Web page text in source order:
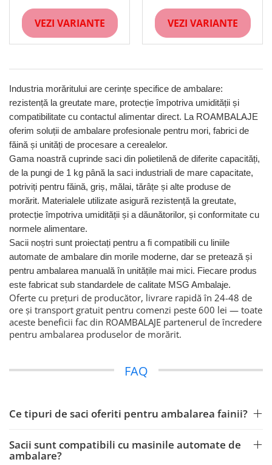
VEZI VARIANTE VEZI VARIANTE
Industria morăritului are cerințe specifice de ambalare:
rezistență la greutate mare, protecție împotriva umidității și
compatibilitate cu contactul alimentar direct. La ROAMBALAJE
oferim soluții de ambalare profesionale pentru mori, fabrici de
făină și unități de procesare a cerealelor.
Gama noastră cuprinde saci din polietilenă de diferite capacități,
de la pungi de 1 kg până la saci industriali de mare capacitate,
potriviți pentru făină, griș, mălai, tărâțe și alte produse de
morărit. Materialele utilizate asigură rezistență la greutate,
protecție împotriva umidității și a dăunătorilor, și conformitate cu
normele alimentare.
Sacii noștri sunt proiectați pentru a fi compatibili cu liniile
automate de ambalare din morile moderne, dar se pretează și
pentru ambalarea manuală în unitățile mai mici. Fiecare produs
este fabricat sub standardele de calitate MSG Ambalaje.
Oferte cu prețuri de producător, livrare rapidă în 24-48 de
ore și transport gratuit pentru comenzi peste 600 lei — toate
aceste beneficii fac din ROAMBALAJE partenerul de încredere
pentru ambalarea produselor de morărit.
FAQ
Ce tipuri de saci oferiti pentru ambalarea fainii?
Sacii sunt compatibili cu masinile automate de
ambalare?